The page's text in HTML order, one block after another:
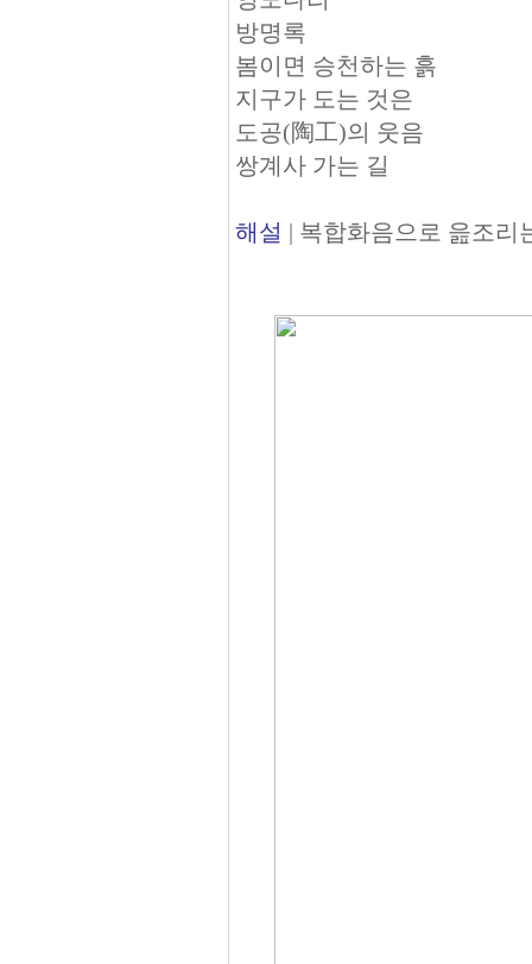
방명록
봄이면 승천하는 흙
지구가 도는 것은
도공(陶工)의 웃음
쌍계사 가는 길
해설 | 복합화음으로 읊조리